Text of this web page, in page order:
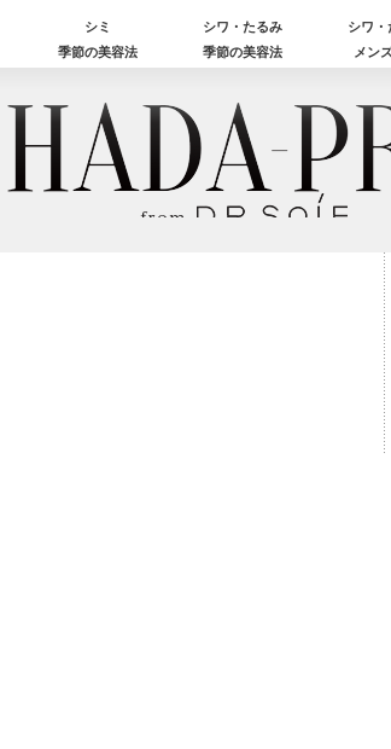
シミ シワ・たるみ シワ
季節の美容法 季節の美容法 メン